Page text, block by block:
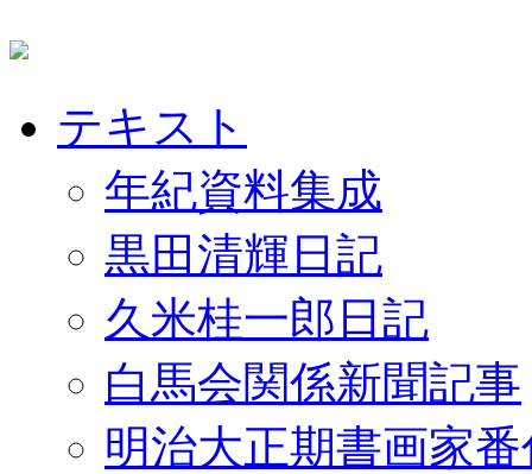
テキスト
年紀資料集成
黒田清輝日記
久米桂一郎日記
白馬会関係新聞記事
明治大正期書画家